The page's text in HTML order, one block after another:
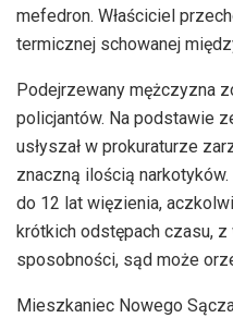
mefedron. Właściciel
termicznej schowanej
Podejrzewany mężczyzna
policjantów. Na podstawie
usłyszał w prokuraturze
znaczną ilością
do 12 lat więzienia,
krótkich odstępach czasu,
sposobności, sąd może
Mieszkaniec Nowego